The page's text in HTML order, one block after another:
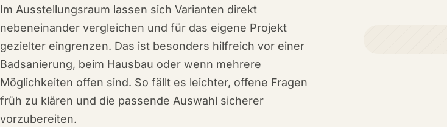
Im Ausstellungsraum lassen sich Varianten direkt
nebeneinander vergleichen und für das eigene Projekt
gezielter eingrenzen. Das ist besonders hilfreich vor einer
Badsanierung, beim Hausbau oder wenn mehrere
Möglichkeiten offen sind. So fällt es leichter, offene Fragen
früh zu klären und die passende Auswahl sicherer
vorzubereiten.